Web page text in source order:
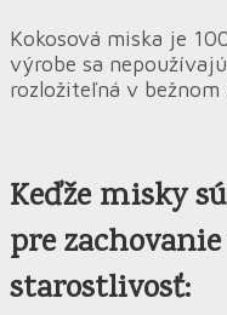
Kokosová miska je
výrobe sa
rozložiteľná v bežnom
Keďže misky
pre
starostlivosť: